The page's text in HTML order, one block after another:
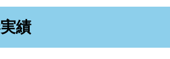
績